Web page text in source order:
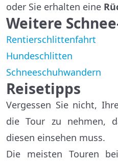
oder Sie erhalten eine
Weitere
Rentierschlittenfahrt
Hundeschlitten
Schneeschuhwandern
Reisetipps
Vergessen Sie nicht,
die Tour zu nehmen,
diesen einsehen muss.
Die meisten Touren